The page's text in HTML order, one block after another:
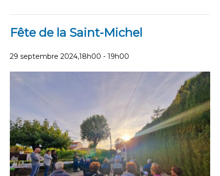
Fête de la Saint-Michel
29 septembre 2024,18h00 - 19h00